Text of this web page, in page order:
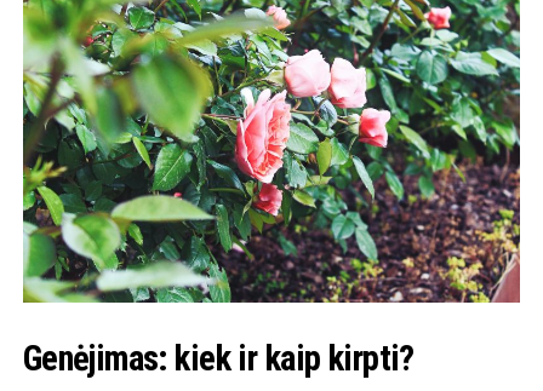
Genėjimas: kiek ir kaip kirpti?